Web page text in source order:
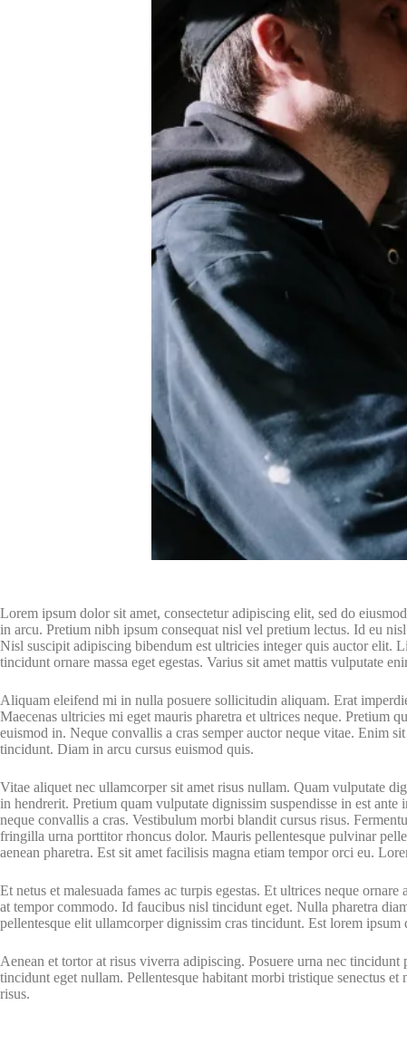
Lorem ipsum dolor sit amet, consectetur adipiscing elit, sed do
in arcu. Pretium nibh ipsum consequat nisl vel pretium lectus. Id eu
Nisl suscipit adipiscing bibendum est ultricies integer quis auctor elit.
tincidunt ornare massa eget egestas. Varius sit amet mattis vulputate
Aliquam eleifend mi in nulla posuere sollicitudin aliquam. Erat
Maecenas ultricies mi eget mauris pharetra et ultrices neque. Pretium
euismod in. Neque convallis a cras semper auctor neque vitae. Enim
tincidunt. Diam in arcu cursus euismod quis.
Vitae aliquet nec ullamcorper sit amet risus nullam. Quam vulputate
in hendrerit. Pretium quam vulputate dignissim suspendisse in est
neque convallis a cras. Vestibulum morbi blandit cursus risus.
fringilla urna porttitor rhoncus dolor. Mauris pellentesque pulvinar
aenean pharetra. Est sit amet facilisis magna etiam tempor orci eu.
Et netus et malesuada fames ac turpis egestas. Et ultrices neque
at tempor commodo. Id faucibus nisl tincidunt eget. Nulla pharetra
pellentesque elit ullamcorper dignissim cras tincidunt. Est lorem
Aenean et tortor at risus viverra adipiscing. Posuere urna nec
tincidunt eget nullam. Pellentesque habitant morbi tristique senectus
risus.